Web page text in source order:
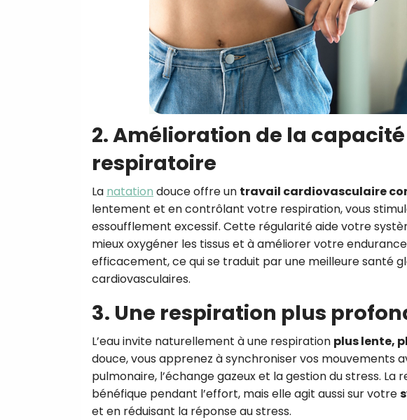
2. Amélioration de la
respiratoire
La natation douce offre un travail cardiovasculaire
lentement et en contrôlant votre respiration, vous
essoufflement excessif. Cette régularité aide votre
mieux oxygéner les tissus et à améliorer votre
efficacement, ce qui se traduit par une meilleure santé
cardiovasculaires.
3. Une respiration plus
L’eau invite naturellement à une respiration plus lente,
douce, vous apprenez à synchroniser vos mouvements
pulmonaire, l’échange gazeux et la gestion du stress.
bénéfique pendant l’effort, mais elle agit aussi sur votre
et en réduisant la réponse au stress.